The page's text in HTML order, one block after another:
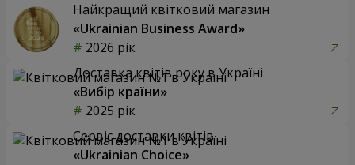
Найкращий квітковий магазин
«Ukrainian Business Award»
2026 рік
Доставка квітів року в Україні
«Вибір країни»
2025 рік
Сервіс доставки квітів
«Ukrainian Choice»